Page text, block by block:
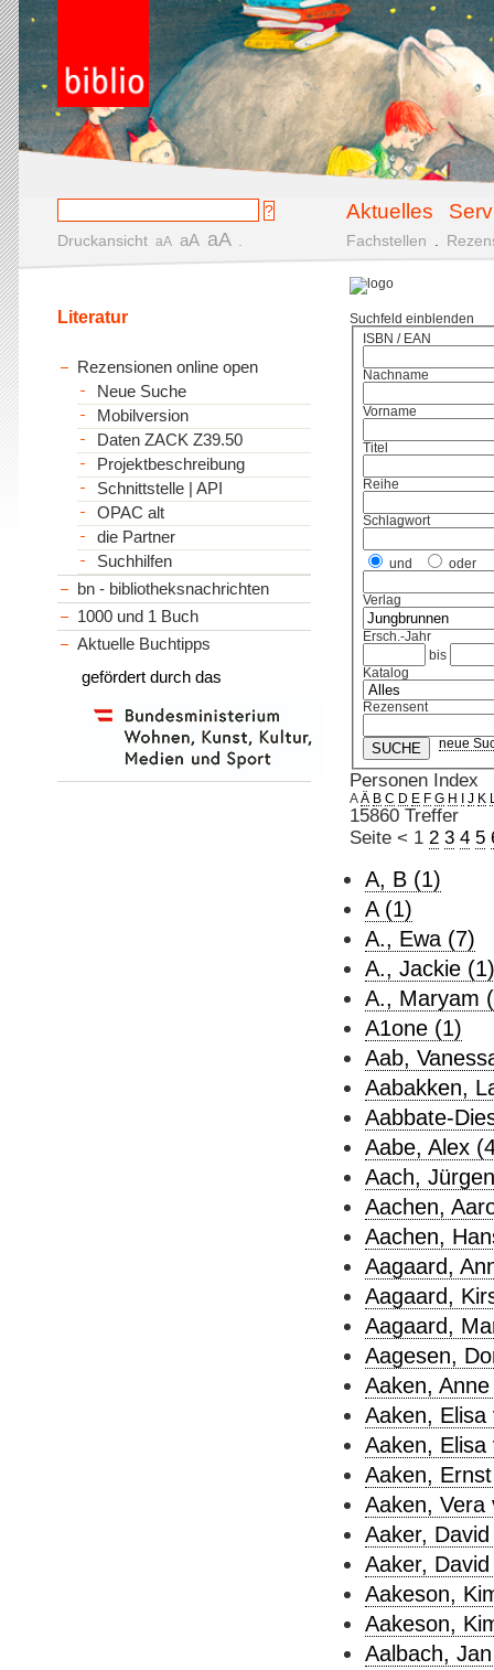
Aktuelles
Druckansicht aA aA aA Fachstellen
Suchfeld einblenden
ISBN / EAN
Nachname
Vorname
Titel
Reihe
Schlagwort
und oder
Verlag
Ersch.-Jahr
bis
Katalog
Rezensent
neue
Personen Index
A Ä B C D E F G H J K
15860 Treffer
Seite < 1 2 3 4 5
A, B (1)
A (1)
A., Ewa (7)
A., Jackie (1)
A., Maryam
A1one (1)
Aab,
Aabakken,
Aabbate-
Aabe, Alex
Aach,
Aachen,
Aachen,
Aagaard,
Aagaard,
Aagaard,
Aagesen,
Aaken,
Aaken, Elisa
Aaken, Elisa
Aaken,
Aaken, Vera
Aaker,
Aaker,
Aakeson,
Aakeson,
Aalbach,
Literatur
Rezensionen online open
Neue Suche
Mobilversion
Daten ZACK Z39.50
Projektbeschreibung
Schnittstelle | API
OPAC alt
die Partner
Suchhilfen
bn - bibliotheksnachrichten
1000 und 1 Buch
Aktuelle Buchtipps
gefördert durch das